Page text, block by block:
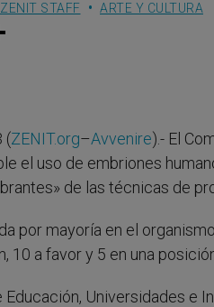
ZENIT STAFF ARTE Y CULTURA
(ZENIT.org–Avvenire).- El
el uso de embriones
de las técnicas de
por mayoría en el
10 a favor y 5 en una
Educación, Universidades e